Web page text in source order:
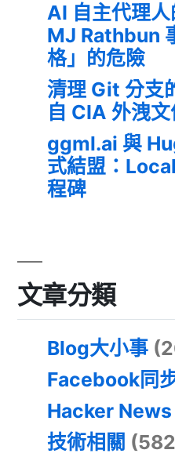
AI 自主代理
MJ Rathbun
格」的危險
清理 Git 分支
自 CIA 外洩
ggml.ai 與
式結盟：
程碑
文章分類
Blog大小事
Facebook同
Hacker News
技術相關